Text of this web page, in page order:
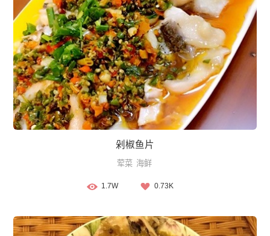
剁椒鱼片
荤菜 海鲜
1.7W 0.73K